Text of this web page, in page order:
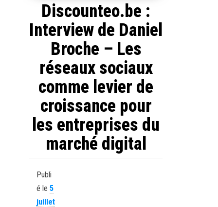
Discounteo.be :
Interview de Daniel
Broche – Les
réseaux sociaux
comme levier de
croissance pour
les entreprises du
marché digital
Publi
é le 5
juillet